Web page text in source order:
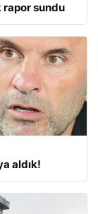
rapor sundu
aldık!